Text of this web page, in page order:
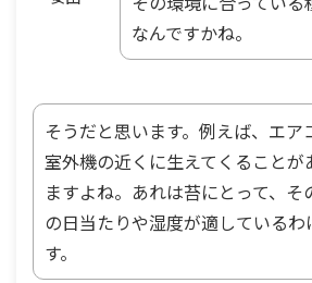
なんですかね。
そうだと思います。例えば、エア
室外機の近くに生えてくることが
ますよね。あれは苔にとって、そ
の日当たりや湿度が適しているわ
す。